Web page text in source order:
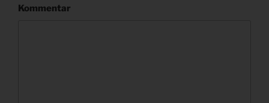
Kommentar